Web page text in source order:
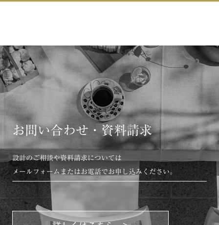
お問い合わせ・資料請求
設計のご相談や資料請求については
メールフォームまたはお電話でお申し込みください。